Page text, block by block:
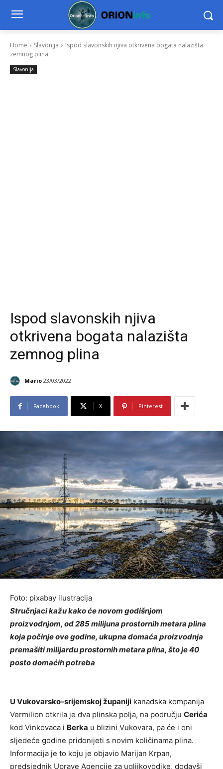
Home Slavonija
Ispod slavonskih njiva otkrivena bogata nalazišta
zemnog plina
Slavonija
Ispod slavonskih njiva
otkrivena bogata nalazišta
zemnog plina
Mario 23/03/2022
Facebook X Pinterest
Foto: pixabay ilustracija
Stručnjaci kažu kako će novom godišnjom
proizvodnjom, od 285 milijuna prostornih metara plina
koja počinje ove godine, ukupna domaća proizvodnja
premašiti milijardu prostornih metara plina, što je 40
posto domaćih potreba
U Vukovarsko-srijemskoj županiji kanadska kompanija
Vermilion otkrila je dva plinska polja, na području Cerića
kod Vinkovaca i Berka u blizini Vukovara, pa će i oni
sljedeće godine pridonijeti s novim količinama plina.
Informacija je to koju je objavio Marijan Krpan,
predsjednik Uprave Agencije za ugljikovodike, dodavši